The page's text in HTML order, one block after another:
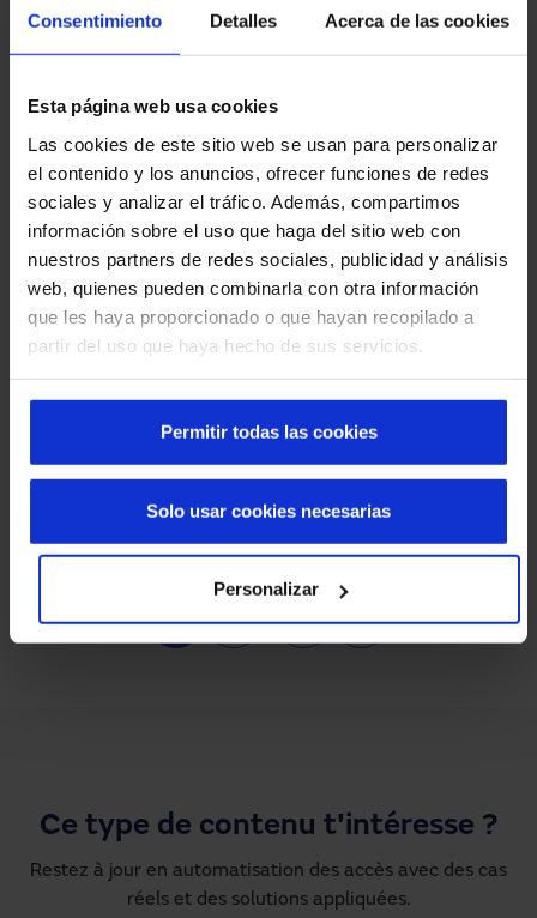
Consentimiento Detalles Acerca de las cookies
Esta página web usa cookies
Las cookies de este sitio web se usan para personalizar
el contenido y los anuncios, ofrecer funciones de redes
sociales y analizar el tráfico. Además, compartimos
información sobre el uso que haga del sitio web con
nuestros partners de redes sociales, publicidad y análisis
web, quienes pueden combinarla con otra información
que les haya proporcionado o que hayan recopilado a
partir del uso que haya hecho de sus servicios.
Permitir todas las cookies
Personalizar
Solo usar cookies necesarias
Découvrez les portes automatiques Manusa
dans les quartiers de Barcelone
Que faire en cas de panne d'une porte rapide :
Page courante
1
Page
2
…
Next page
›
Dernière page
»
Ce type de contenu t'intéresse ?
Restez à jour en automatisation des accès avec des cas
réels et des solutions appliquées.